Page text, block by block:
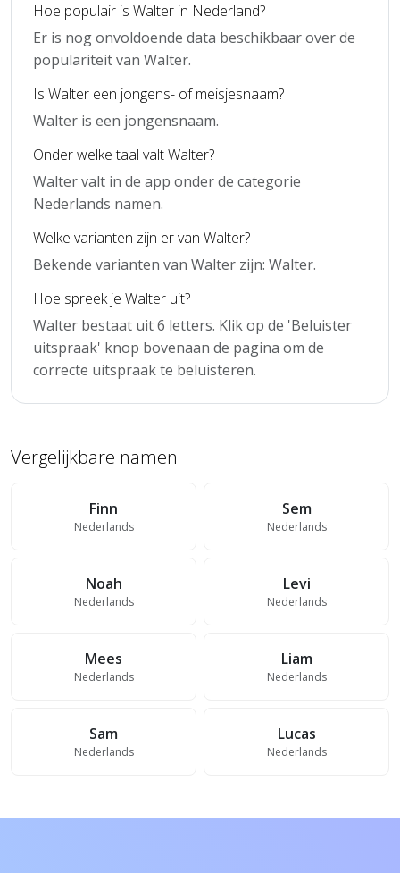
Hoe populair is Walter in Nederland?
Er is nog onvoldoende data beschikbaar over de
populariteit van Walter.
Is Walter een jongens- of meisjesnaam?
Walter is een jongensnaam.
Onder welke taal valt Walter?
Walter valt in de app onder de categorie
Nederlands namen.
Welke varianten zijn er van Walter?
Bekende varianten van Walter zijn: Walter.
Hoe spreek je Walter uit?
Walter bestaat uit 6 letters. Klik op de 'Beluister
uitspraak' knop bovenaan de pagina om de
correcte uitspraak te beluisteren.
Vergelijkbare namen
Finn
Nederlands
Sem
Nederlands
Noah
Nederlands
Levi
Nederlands
Mees
Nederlands
Liam
Nederlands
Sam
Nederlands
Lucas
Nederlands